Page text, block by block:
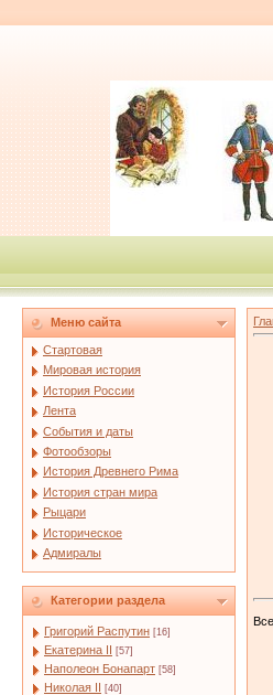
Меню сайта
Стартовая
Мировая история
История России
Лента
События и даты
Фотообзоры
История Древнего Рима
История стран мира
Рыцари
Историческое
Адмиралы
Категории раздела
Григорий Распутин [16]
Екатерина II [57]
Наполеон Бонапарт [58]
Николая II [40]